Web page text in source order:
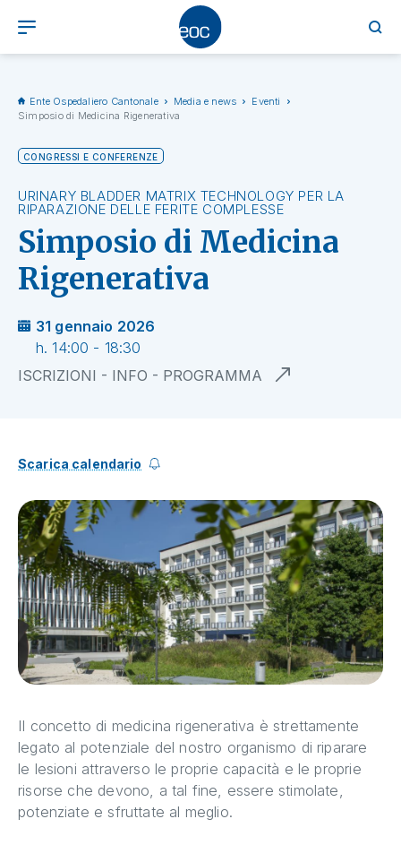
Ente Ospedaliero Cantonale Media e news
Eventi
Simposio di Medicina Rigenerativa
CONGRESSI E CONFERENZE
URINARY BLADDER MATRIX TECHNOLOGY PER LA
RIPARAZIONE DELLE FERITE COMPLESSE
Simposio di Medicina
Rigenerativa
31 gennaio 2026
h. 14:00 - 18:30
ISCRIZIONI - INFO - PROGRAMMA
Scarica calendario
Il concetto di medicina rigenerativa è strettamente
legato al potenziale del nostro organismo di riparare
le lesioni attraverso le proprie capacità e le proprie
risorse che devono, a tal fine, essere stimolate,
potenziate e sfruttate al meglio.